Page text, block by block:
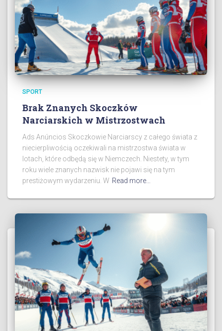
SPORT
Brak Znanych Skoczków
Narciarskich w Mistrzostwach
Ads Anúncios Skoczkowie Narciarscy z całego świata z
niecierpliwością oczekiwali na mistrzostwa świata w
lotach, które odbędą się w Niemczech. Niestety, w tym
roku wiele znanych nazwisk nie pojawi się na tym
prestiżowym wydarzeniu. W Read more…